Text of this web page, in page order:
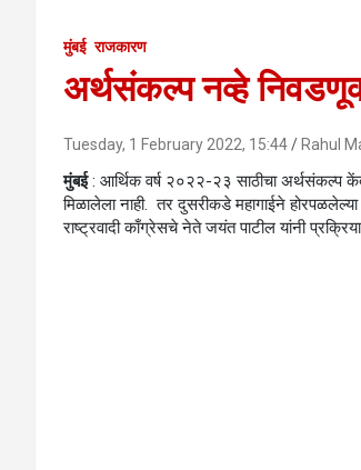
मुंबई राजकारण
अर्थसंकल्प नव्हे
Tuesday, 1 February 2022, 15:44 Rahul
मुंबई: आर्थिक वर्ष २०२२-२३ साठीचा अर्थसंकल्प
मिळालेला नाही. तर दुसरीकडे महागाईने
राष्ट्रवादी काँग्रेसचे नेते जयंत पाटील यांनी